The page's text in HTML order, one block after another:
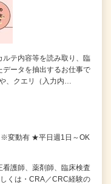
テ内容等を読み取り、臨
データを抽出するお仕事で
、クエリ（入力内…
変動有 ★平日週1日～OK
看護師、薬剤師、臨床検査
くは・CRA／CRC経験の